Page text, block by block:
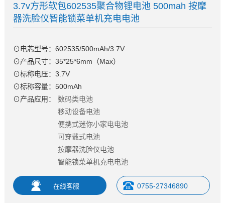
3.7v方形软包602535聚合物锂电池 500mah 按摩
器洗脸仪智能锁菜单机充电电池
⊙电芯型号：602535/500mAh/3.7V
⊙产品尺寸：35*25*6mm（Max）
⊙标称电压：3.7V
⊙标称容量：500mAh
⊙产品应用：
数码类电池
移动设备电池
便携式迷你小家电电池
可穿戴式电池
按摩器洗脸仪电池
智能锁菜单机充电电池
0755-27346890